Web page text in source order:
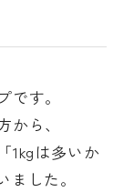
す。
ら、
1kgは多いか
した。